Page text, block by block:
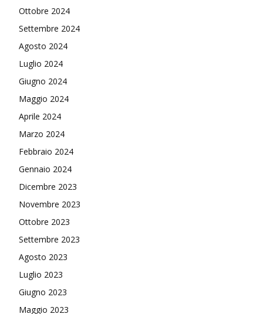
Ottobre 2024
Settembre 2024
Agosto 2024
Luglio 2024
Giugno 2024
Maggio 2024
Aprile 2024
Marzo 2024
Febbraio 2024
Gennaio 2024
Dicembre 2023
Novembre 2023
Ottobre 2023
Settembre 2023
Agosto 2023
Luglio 2023
Giugno 2023
Maggio 2023